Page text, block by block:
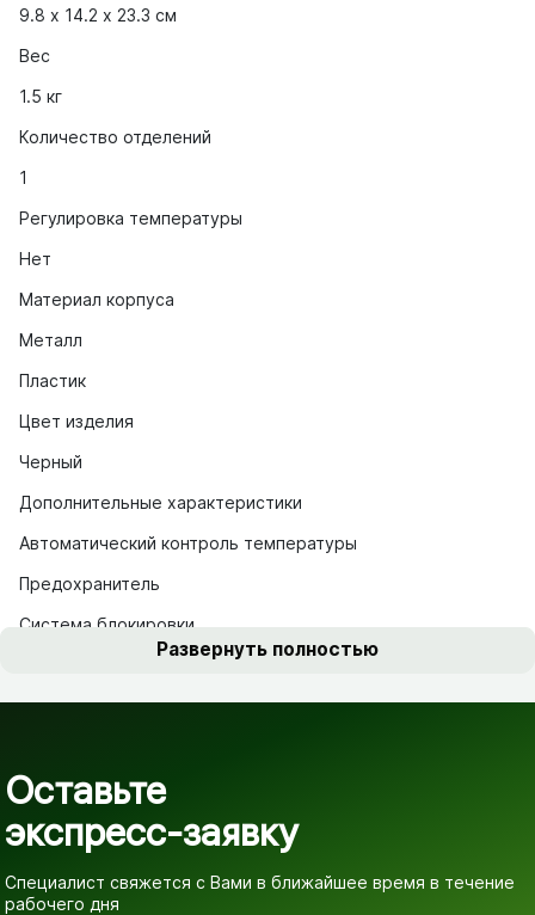
9.8 х 14.2 х 23.3 см
Вес
1.5 кг
Количество отделений
1
Регулировка температуры
Нет
Материал корпуса
Металл
Пластик
Цвет изделия
Черный
Дополнительные характеристики
Автоматический контроль температуры
Предохранитель
Система блокировки
Развернуть полностью
Оставьте
экспресс-заявку
Специалист свяжется с Вами в ближайшее время в течение
рабочего дня